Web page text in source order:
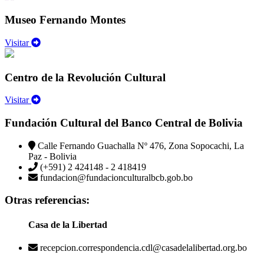
Museo Fernando Montes
Visitar
Centro de la Revolución Cultural
Visitar
Fundación Cultural del Banco Central de Bolivia
Calle Fernando Guachalla Nº 476, Zona Sopocachi, La
Paz - Bolivia
(+591) 2 424148 - 2 418419
fundacion@fundacionculturalbcb.gob.bo
Otras referencias:
Casa de la Libertad
recepcion.correspondencia.cdl@casadelalibertad.org.bo